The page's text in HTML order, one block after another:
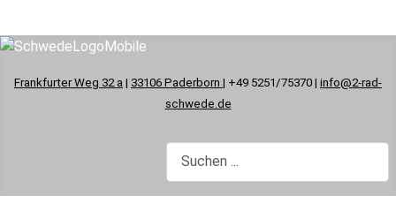
Frankfurter Weg 32 a | 33106 Paderborn | +49 5251/75370 | info@2-rad-
schwede.de